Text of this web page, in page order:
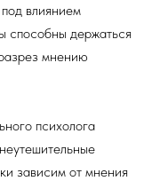
влиянием
способны держаться
мнению
психолога
зависим от мнения